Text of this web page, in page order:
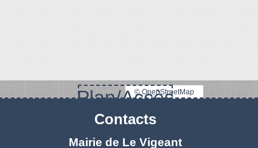
Plan/Accès
© OpenStreetMap
Contacts
Mairie de Le Vigeant